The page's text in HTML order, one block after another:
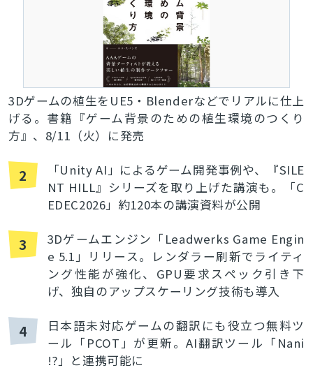
3Dゲームの植生をUE5・Blenderなどでリアルに仕上
げる。書籍『ゲーム背景のための植生環境のつくり
方』、8/11（火）に発売
2
「Unity AI」によるゲーム開発事例や、『SILE
NT HILL』シリーズを取り上げた講演も。「C
EDEC2026」約120本の講演資料が公開
3
3Dゲームエンジン「Leadwerks Game Engin
e 5.1」リリース。レンダラー刷新でライティ
ング性能が強化、GPU要求スペック引き下
げ、独自のアップスケーリング技術も導入
4
日本語未対応ゲームの翻訳にも役立つ無料ツ
ール「PCOT」が更新。AI翻訳ツール「Nani
!?」と連携可能に